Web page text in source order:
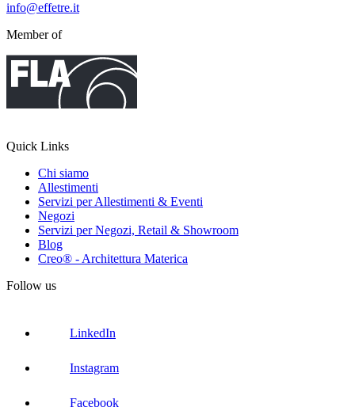
info@effetre.it
Member of
Quick Links
Chi siamo
Allestimenti
Servizi per Allestimenti & Eventi
Negozi
Servizi per Negozi, Retail & Showroom
Blog
Creo® - Architettura Materica
Follow us
LinkedIn
Instagram
Facebook